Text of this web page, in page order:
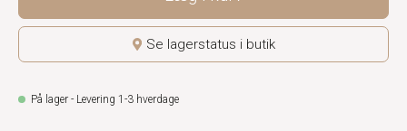
Se lagerstatus i butik
På lager - Levering 1-3 hverdage